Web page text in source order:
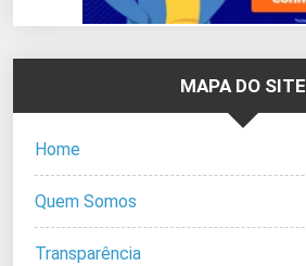
MAPA DO SITE
Home
Quem Somos
Transparência